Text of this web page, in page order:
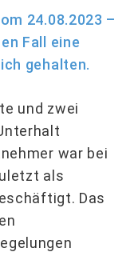
24.08.2023 –
Fall eine
gehalten.
und zwei
war bei
als
Das